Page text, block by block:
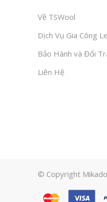
Về TSWool
Dịch Vụ Gia Công
Bảo Hành và Đổi
Liên Hệ
© Copyright